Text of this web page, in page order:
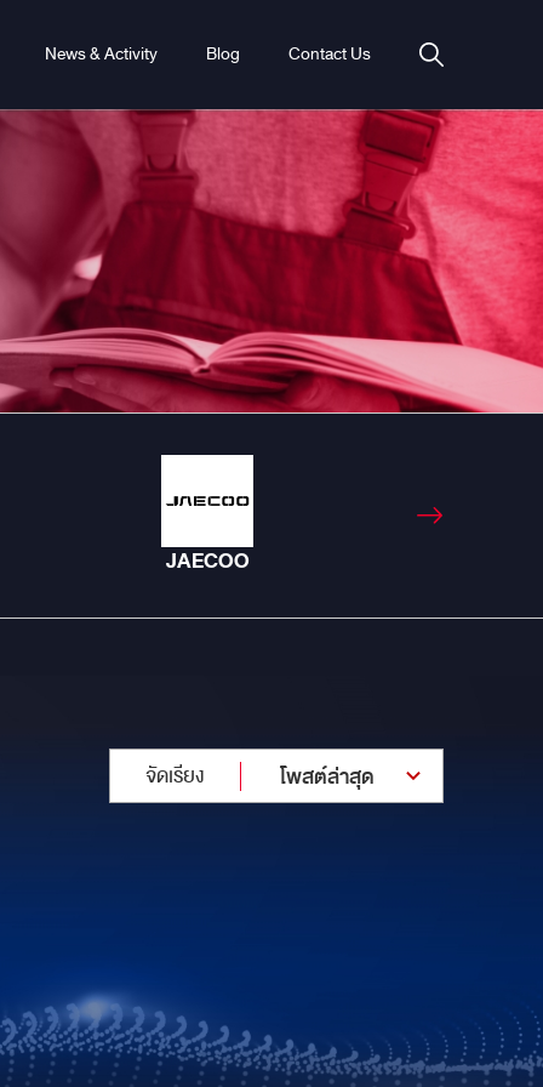
News & Activity Blog Contact Us
JAECOO
จัดเรียง โพสต์ล่าสุด